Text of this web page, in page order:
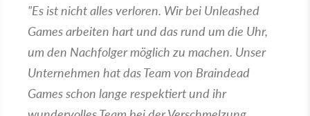
"Es ist nicht alles verloren. Wir bei Unleashed
Games arbeiten hart und das rund um die Uhr,
um den Nachfolger möglich zu machen. Unser
Unternehmen hat das Team von Braindead
Games schon lange respektiert und ihr